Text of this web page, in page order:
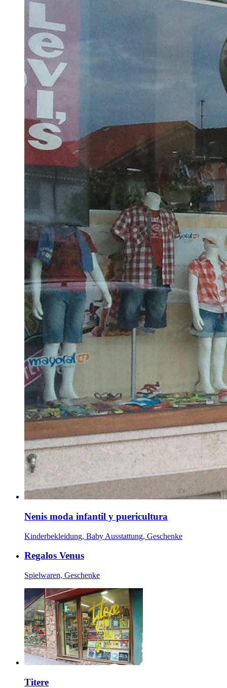
Nenis moda infantil y puericultura
Kinderbekleidung, Baby Ausstattung, Geschenke
Regalos Venus
Spielwaren, Geschenke
Titere